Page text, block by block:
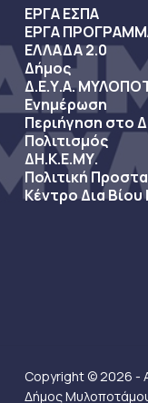
ΕΡΓΑ ΕΣΠΑ
ΕΡΓΑ
ΕΛΛΑΔΑ 2.0
Δήμος
Δ.Ε.Υ.Α.
Ενημέρωση
Περιήγηση στο
Πολιτισμός
ΔΗ.Κ.Ε.ΜΥ.
Πολιτική
Κέντρο Δια
Copyright © 2026 -
Δήμος